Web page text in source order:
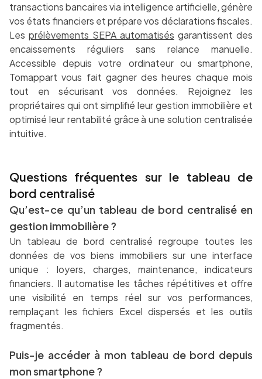
transactions bancaires via intelligence artificielle, génère
vos états financiers et prépare vos déclarations fiscales.
Les prélèvements SEPA automatisés garantissent des
encaissements réguliers sans relance manuelle.
Accessible depuis votre ordinateur ou smartphone,
Tomappart vous fait gagner des heures chaque mois
tout en sécurisant vos données. Rejoignez les
propriétaires qui ont simplifié leur gestion immobilière et
optimisé leur rentabilité grâce à une solution centralisée
intuitive.
Questions fréquentes sur le tableau de
bord centralisé
Qu’est-ce qu’un tableau de bord centralisé en
gestion immobilière ?
Un tableau de bord centralisé regroupe toutes les
données de vos biens immobiliers sur une interface
unique : loyers, charges, maintenance, indicateurs
financiers. Il automatise les tâches répétitives et offre
une visibilité en temps réel sur vos performances,
remplaçant les fichiers Excel dispersés et les outils
fragmentés.
Puis-je accéder à mon tableau de bord depuis
mon smartphone ?